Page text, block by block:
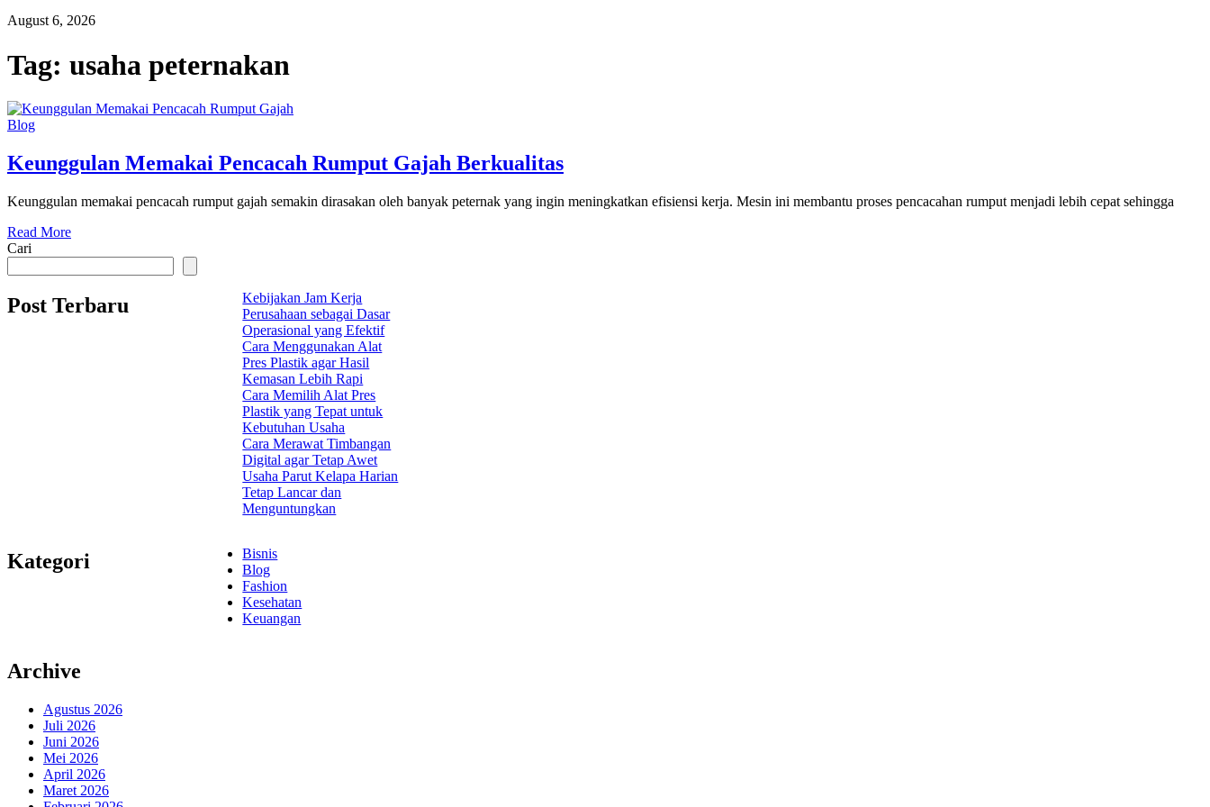
August 6, 2026
Tag: usaha peternakan
Blog
Keunggulan Memakai Pencacah Rumput Gajah Berkualitas
Keunggulan memakai pencacah rumput gajah semakin dirasakan oleh banyak peternak yang ingin meningkatkan efisiensi kerja. Mesin ini membantu proses pencacahan rumput menjadi lebih cepat sehingga
Read More
Cari
Post Terbaru
Kebijakan Jam Kerja
Perusahaan sebagai Dasar
Operasional yang Efektif
Cara Menggunakan Alat
Pres Plastik agar Hasil
Kemasan Lebih Rapi
Cara Memilih Alat Pres
Plastik yang Tepat untuk
Kebutuhan Usaha
Cara Merawat Timbangan
Digital agar Tetap Awet
Usaha Parut Kelapa Harian
Tetap Lancar dan
Menguntungkan
Kategori
Bisnis
Blog
Fashion
Kesehatan
Keuangan
Archive
Agustus 2026
Juli 2026
Juni 2026
Mei 2026
April 2026
Maret 2026